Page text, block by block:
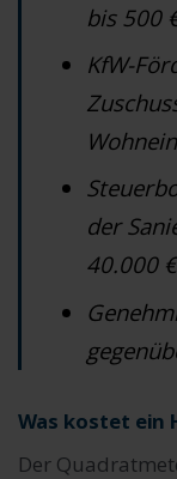
bis 500
KfW-
der
40.000
Was kostet ein
Der